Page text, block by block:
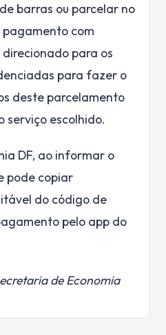
barras ou parcelar no
com
para os
para fazer o
deste parcelamento
serviço escolhido.
DF, ao informar o
pode copiar
do código de
pelo app do
de Economia